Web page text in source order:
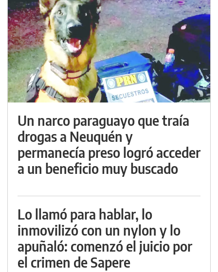
Un narco paraguayo que traía
drogas a Neuquén y
permanecía preso logró acceder
a un beneficio muy buscado
Lo llamó para hablar, lo
inmovilizó con un nylon y lo
apuñaló: comenzó el juicio por
el crimen de Sapere